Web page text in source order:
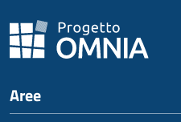
Aree